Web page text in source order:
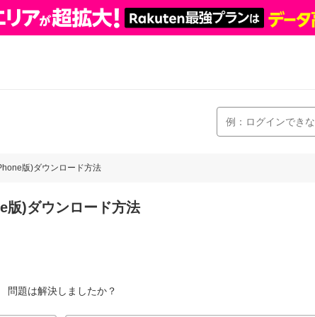
版)ダウンロード方法
版)ダウンロード方法
問題は解決しましたか？